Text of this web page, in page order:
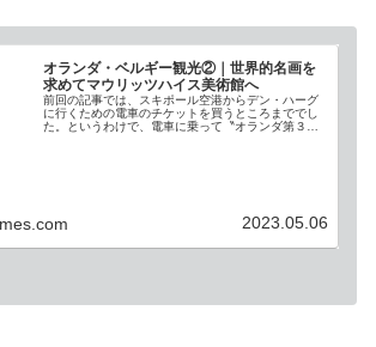
オランダ・ベルギー観光②｜世界的名画を
求めてマウリッツハイス美術館へ
前回の記事では、スキポール空港からデン・ハーグ
に行くための電車のチケットを買うところまででし
た。というわけで、電車に乗って〝オランダ第３の
2023.05.06